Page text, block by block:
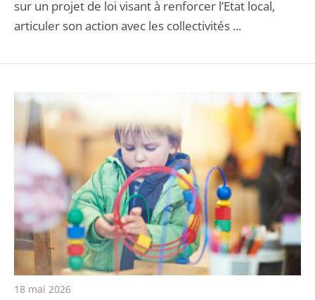
sur un projet de loi visant à renforcer l’Etat local,
articuler son action avec les collectivités ...
18 mai 2026